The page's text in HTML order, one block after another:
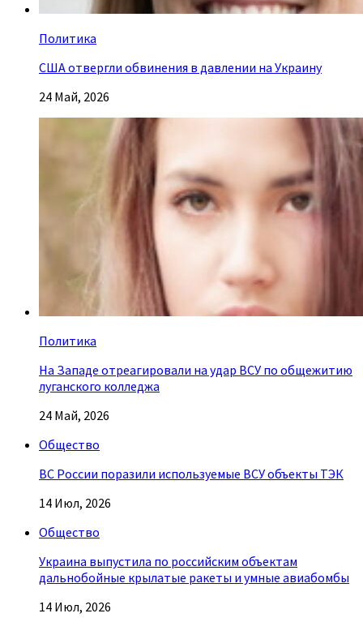
Политика
США отвергли обвинения в давлении на Украину
24 Май, 2026
Политика
На Западе отреагировали на удар ВСУ по общежитию
луганского колледжа
24 Май, 2026
Общество
ВС России поразили используемые ВСУ объекты ТЭК
14 Июл, 2026
Общество
Украина выпустила по российским объектам
дальнобойные крылатые ракеты и умные авиабомбы
14 Июл, 2026